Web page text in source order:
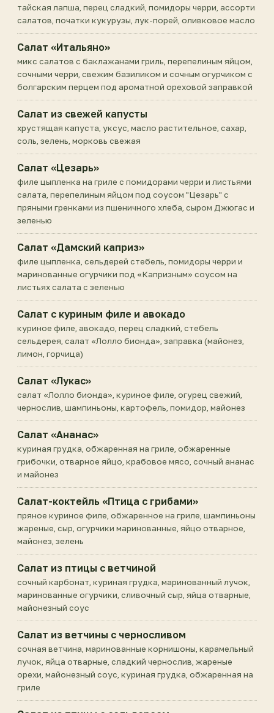
тайская лапша, перец сладкий, помидоры черри, ассорти
салатов, початки кукурузы, лук-порей, оливковое масло
Салат «Итальяно»
микс салатов с баклажанами гриль, перепелиным яйцом,
сочными черри, свежим базиликом и сочным огурчиком с
болгарским перцем под ароматной ореховой заправкой
Салат из свежей капусты
хрустящая капуста, уксус, масло растительное, сахар,
соль, зелень, морковь свежая
Салат «Цезарь»
филе цыпленка на гриле с помидорами черри и листьями
салата, перепелиным яйцом под соусом "Цезарь" с
пряными гренками из пшеничного хлеба, сыром Джюгас и
зеленью
Салат «Дамский каприз»
филе цыпленка, сельдерей стебель, помидоры черри и
маринованные огурчики под «Капризным» соусом на
листьях салата с зеленью
Салат с куриным филе и авокадо
куриное филе, авокадо, перец сладкий, стебель
сельдерея, салат «Лолло бионда», заправка (майонез,
лимон, горчица)
Салат «Лукас»
салат «Лолло бионда», куриное филе, огурец свежий,
чернослив, шампиньоны, картофель, помидор, майонез
Салат «Ананас»
куриная грудка, обжаренная на гриле, обжаренные
грибочки, отварное яйцо, крабовое мясо, сочный ананас
и майонез
Салат-коктейль «Птица с грибами»
пряное куриное филе, обжаренное на гриле, шампиньоны
жареные, сыр, огурчики маринованные, яйцо отварное,
майонез, зелень
Салат из птицы с ветчиной
сочный карбонат, куриная грудка, маринованный лучок,
маринованные огурчики, сливочный сыр, яйца отварные,
майонезный соус
Салат из ветчины с черносливом
сочная ветчина, маринованные корнишоны, карамельный
лучок, яйца отварные, сладкий чернослив, жареные
орехи, майонезный соус, куриная грудка, обжаренная на
гриле